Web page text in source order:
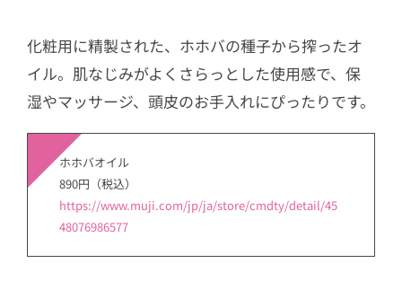
化粧用に精製された、ホホバの種子から搾ったオ
イル。肌なじみがよくさらっとした使用感で、保
湿やマッサージ、頭皮のお手入れにぴったりです。
ホホバオイル
890円（税込）
https://www.muji.com/jp/ja/store/cmdty/detail/45
48076986577